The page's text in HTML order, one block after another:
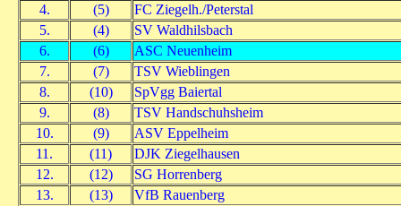
4.
(5)
FC Ziegelh./Peterstal
5.
(4)
SV Waldhilsbach
6.
(6)
ASC Neuenheim
7.
(7)
TSV Wieblingen
8.
(10)
SpVgg Baiertal
9.
(8)
TSV Handschuhsheim
10.
(9)
ASV Eppelheim
11.
(11)
DJK Ziegelhausen
12.
(12)
SG Horrenberg
13.
(13)
VfB Rauenberg